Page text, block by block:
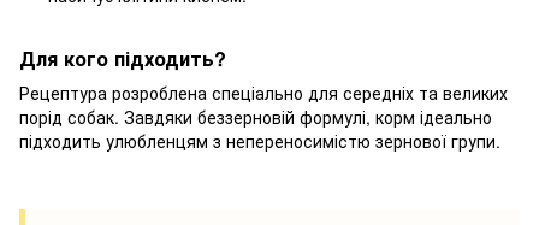
Для кого підходить?
Рецептура розроблена спеціально для середніх та великих
порід собак. Завдяки беззерновій формулі, корм ідеально
підходить улюбленцям з непереносимістю зернової групи.